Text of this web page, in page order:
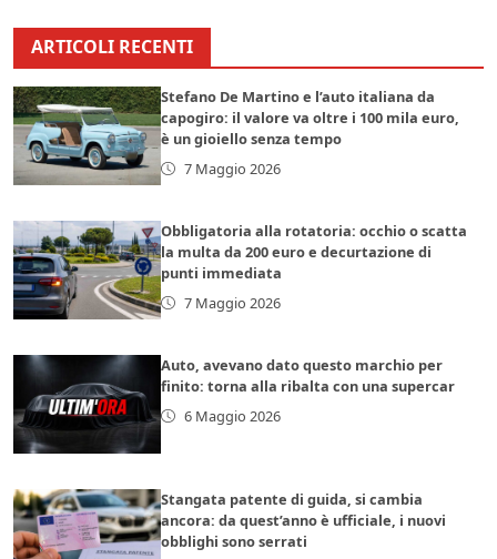
ARTICOLI RECENTI
Stefano De Martino e l’auto italiana da
capogiro: il valore va oltre i 100 mila euro,
è un gioiello senza tempo
7 Maggio 2026
Obbligatoria alla rotatoria: occhio o scatta
la multa da 200 euro e decurtazione di
punti immediata
7 Maggio 2026
Auto, avevano dato questo marchio per
finito: torna alla ribalta con una supercar
6 Maggio 2026
Stangata patente di guida, si cambia
ancora: da quest’anno è ufficiale, i nuovi
obblighi sono serrati